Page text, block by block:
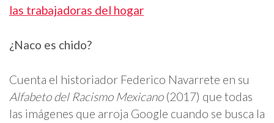
las trabajadoras del hogar
¿Naco es chido?
Cuenta el historiador Federico Navarrete en su
Alfabeto del Racismo Mexicano(2017) que todas
las imágenes que arroja Google cuando se busca la